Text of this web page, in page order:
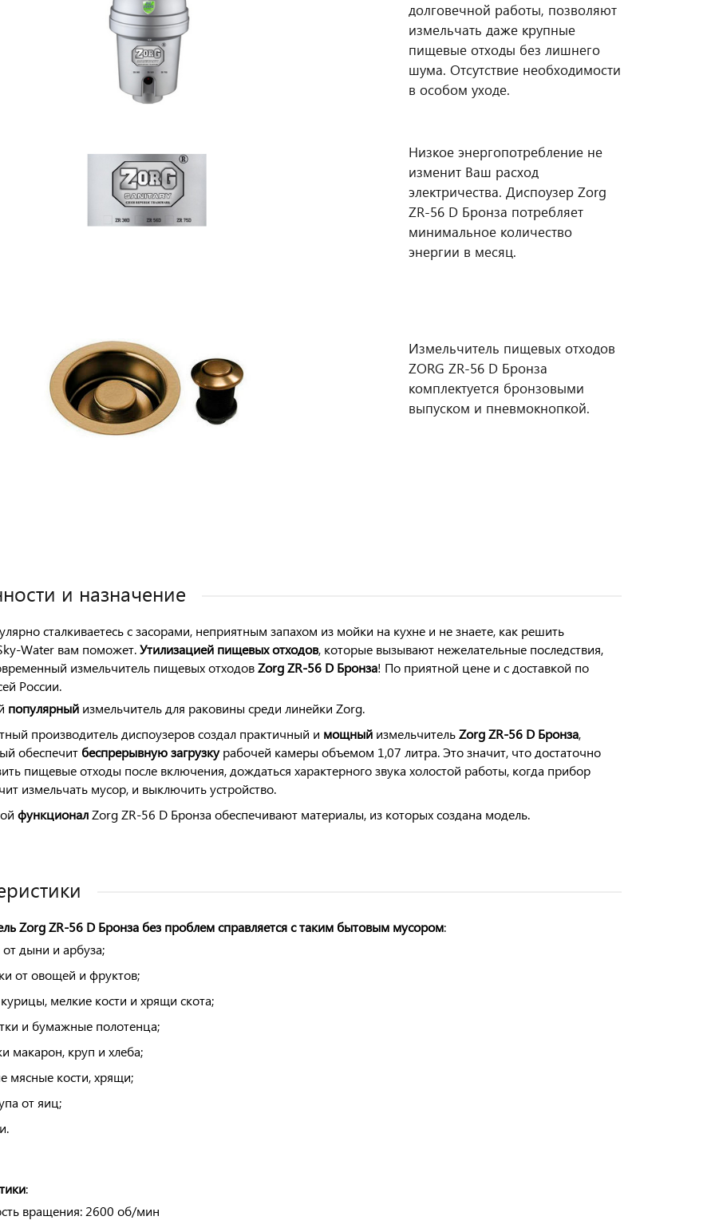
долговечной работы, позволяют
измельчать даже крупные
пищевые отходы без лишнего
шума. Отсутствие необходимости
в особом уходе.
Низкое энергопотребление не
изменит Ваш расход
электричества. Диспоузер Zorg
ZR-56 D Бронза потребляет
минимальное количество
энергии в месяц.
Измельчитель пищевых отходов
ZORG ZR-56 D Бронза
комплектуется бронзовыми
выпуском и пневмокнопкой.
и назначение
сталкиваетесь с засорами, неприятным запахом из мойки на кухне и не знаете, как решить
Water вам поможет.Утилизацией пищевых отходов, которые вызывают нежелательные последствия,
измельчитель пищевых отходовZorg ZR-56 D Бронза! По приятной цене и с доставкой по
России.
популярный измельчитель для раковины среди линейки Zorg.
производитель диспоузеров создал практичный и мощный измельчительZorgZR-56 D Бронза,
обеспечит беспрерывнуюзагрузку рабочей камеры объемом 1,07 литра. Это значит, что достаточно
пищевые отходы после включения, дождаться характерного звука холостой работы, когда прибор
измельчать мусор, и выключить устройство.
функционалZorg ZR-56 D Бронза обеспечивают материалы, из которых создана модель.
Zorg ZR-56 D Бронза без проблем справляется с таким бытовым мусором:
от дыни и арбуза;
от овощей и фруктов;
мелкие кости и хрящи скота;
и бумажные полотенца;
макарон, круп и хлеба;
мясные кости, хрящи;
от яиц;
:
вращения: 2600 об/мин